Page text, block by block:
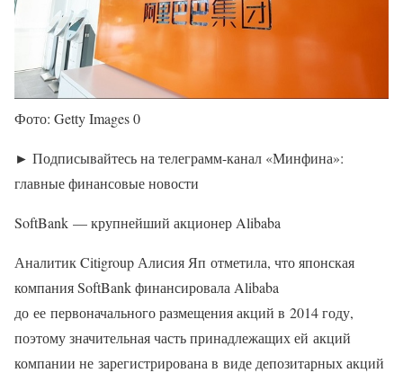
Фото: Getty Images 0
► Подписывайтесь на телеграмм-канал «Минфина»:
главные финансовые новости
SoftBank — крупнейший акционер Alibaba
Аналитик Citigroup Алисия Яп отметила, что японская
компания SoftBank финансировала Alibaba
до ее первоначального размещения акций в 2014 году,
поэтому значительная часть принадлежащих ей акций
компании не зарегистрирована в виде депозитарных акций